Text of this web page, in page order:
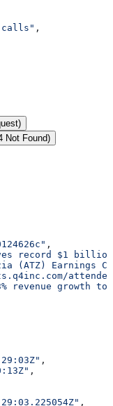
calls" ,
Not Found)
,
record $1 billion
(ATZ) Earnings
revenue growth
,
,
,